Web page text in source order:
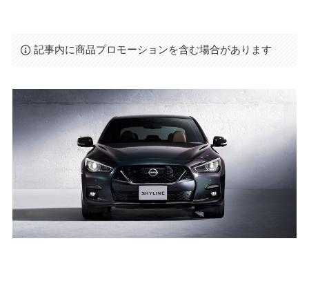
記事内に商品プロモーションを含む場合があります